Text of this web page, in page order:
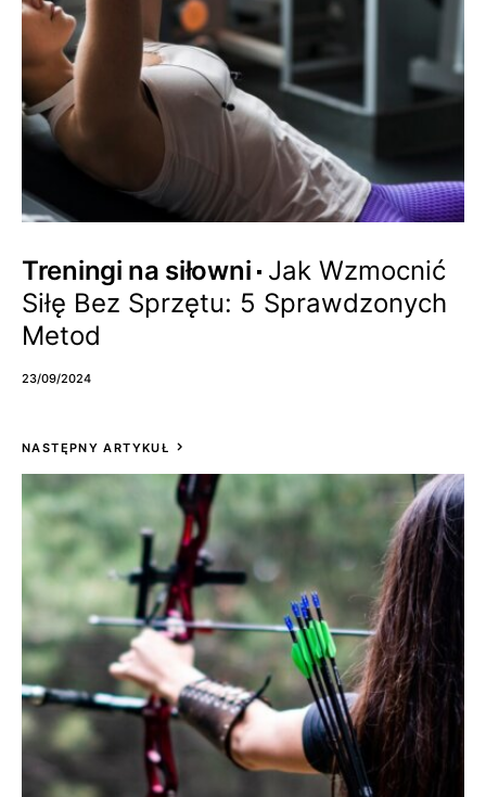
Treningi na siłowni Jak Wzmocnić
Siłę Bez Sprzętu: 5 Sprawdzonych
Metod
23/09/2024
NASTĘPNY ARTYKUŁ